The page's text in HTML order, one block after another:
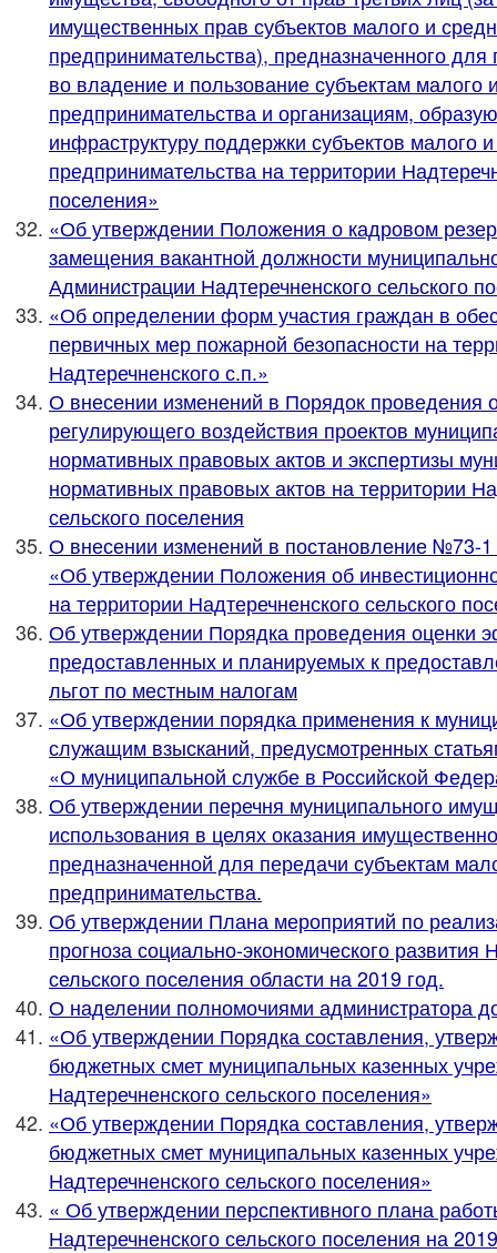
имущественных прав субъектов малого и
предпринимательства), предназначенного для
во владение и пользование субъектам малого
предпринимательства и организациям,
инфраструктуру поддержки субъектов малого
предпринимательства на территории
поселения»
«Об утверждении Положения о кадровом
замещения вакантной должности
Администрации Надтеречненского сельского
«Об определении форм участия граждан в
первичных мер пожарной безопасности на
Надтеречненского с.п.»
О внесении изменений в Порядок проведения
регулирующего воздействия проектов
нормативных правовых актов и экспертизы
нормативных правовых актов на территории
сельского поселения
О внесении изменений в постановление №73-1
«Об утверждении Положения об
на территории Надтеречненского сельского
Об утверждении Порядка проведения оценки
предоставленных и планируемых к
льгот по местным налогам
«Об утверждении порядка применения к
служащим взысканий, предусмотренных
«О муниципальной службе в Российской
Об утверждении перечня муниципального
использования в целях оказания
предназначенной для передачи субъектам
предпринимательства.
Об утверждении Плана мероприятий по
прогноза социально-экономического развития
сельского поселения области на 2019 год.
О наделении полномочиями администратора
«Об утверждении Порядка составления,
бюджетных смет муниципальных казенных
Надтеречненского сельского поселения»
«Об утверждении Порядка составления,
бюджетных смет муниципальных казенных
Надтеречненского сельского поселения»
« Об утверждении перспективного плана
Надтеречненского сельского поселения на